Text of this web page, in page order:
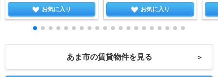
お気に入り お気に入り
あま市の賃貸物件を見る ＞